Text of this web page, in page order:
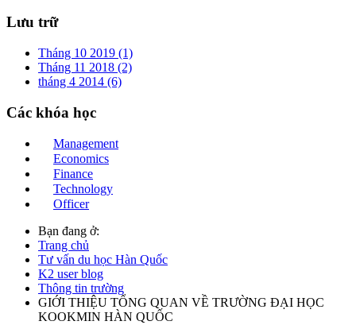
Lưu trữ
Tháng 10 2019 (1)
Tháng 11 2018 (2)
tháng 4 2014 (6)
Các khóa học
Management
Economics
Finance
Technology
Officer
Bạn đang ở:
Trang chủ
Tư vấn du học Hàn Quốc
K2 user blog
Thông tin trường
GIỚI THIỆU TỔNG QUAN VỀ TRƯỜNG ĐẠI HỌC
KOOKMIN HÀN QUỐC